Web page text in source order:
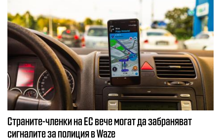
Страните-членки на ЕС вече могат да забраняват
сигналите за полиция в Waze